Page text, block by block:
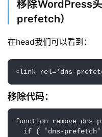
首
页
栏
目
专
移除WordPress
prefetch）
在head我们可以看到：
<link rel='dns-
移除代码：
function
if ( 'dns-